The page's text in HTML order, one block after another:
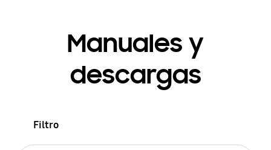
Manuales y
descargas
Filtro